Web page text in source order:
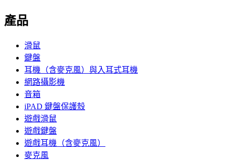
產品
滑鼠
鍵盤
耳機（含麥克風）與入耳式耳機
網路攝影機
音箱
iPAD 鍵盤保護殼
遊戲滑鼠
遊戲鍵盤
遊戲耳機（含麥克風）
麥克風